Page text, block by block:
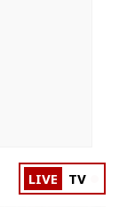
LIVE TV